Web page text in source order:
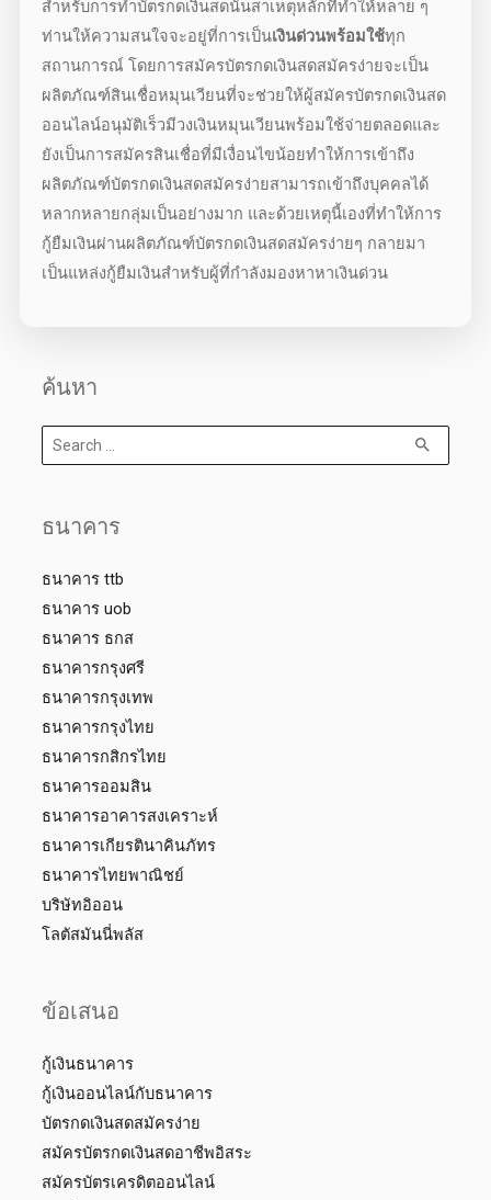
สำหรับการทำบัตรกดเงินสดนั้นสาเหตุหลักที่ทำให้หลาย ๆ
ท่านให้ความสนใจจะอยู่ที่การเป็นเงินด่วนพร้อมใช้ทุก
สถานการณ์ โดยการสมัครบัตรกดเงินสดสมัครง่ายจะเป็น
ผลิตภัณฑ์สินเชื่อหมุนเวียนที่จะช่วยให้ผู้สมัครบัตรกดเงินสด
ออนไลน์อนุมัติเร็วมีวงเงินหมุนเวียนพร้อมใช้จ่ายตลอดและ
ยังเป็นการสมัครสินเชื่อที่มีเงื่อนไขน้อยทำให้การเข้าถึง
ผลิตภัณฑ์บัตรกดเงินสดสมัครง่ายสามารถเข้าถึงบุคคลได้
หลากหลายกลุ่มเป็นอย่างมาก และด้วยเหตุนี้เองที่ทำให้การ
กู้ยืมเงินผ่านผลิตภัณฑ์บัตรกดเงินสดสมัครง่ายๆ กลายมา
เป็นแหล่งกู้ยืมเงินสำหรับผู้ที่กำลังมองหาหาเงินด่วน
ค้นหา
ธนาคาร
ธนาคาร ttb
ธนาคาร uob
ธนาคาร ธกส
ธนาคารกรุงศรี
ธนาคารกรุงเทพ
ธนาคารกรุงไทย
ธนาคารกสิกรไทย
ธนาคารออมสิน
ธนาคารอาคารสงเคราะห์
ธนาคารเกียรตินาคินภัทร
ธนาคารไทยพาณิชย์
บริษัทอิออน
โลตัสมันนี่พลัส
ข้อเสนอ
กู้เงินธนาคาร
กู้เงินออนไลน์กับธนาคาร
บัตรกดเงินสดสมัครง่าย
สมัครบัตรกดเงินสดอาชีพอิสระ
สมัครบัตรเครดิตออนไลน์